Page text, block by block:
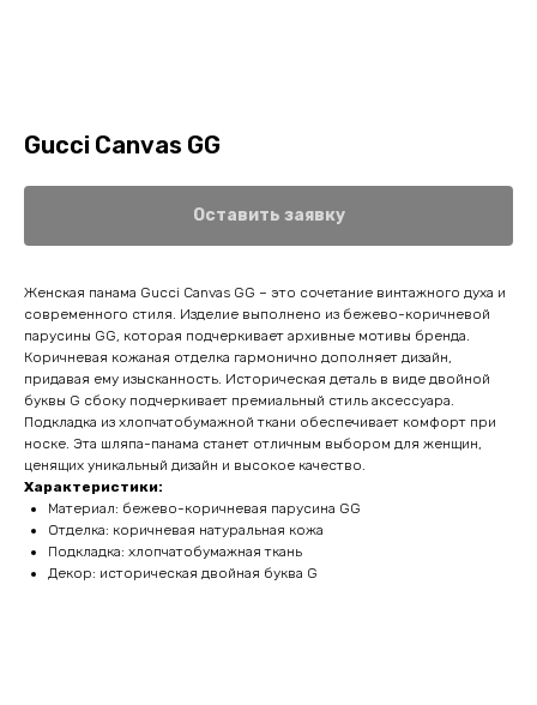
Gucci Canvas GG
Оставить заявку
Женская панама Gucci Canvas GG – это сочетание винтажного духа и
современного стиля. Изделие выполнено из бежево-коричневой
парусины GG, которая подчеркивает архивные мотивы бренда.
Коричневая кожаная отделка гармонично дополняет дизайн,
придавая ему изысканность. Историческая деталь в виде двойной
буквы G сбоку подчеркивает премиальный стиль аксессуара.
Подкладка из хлопчатобумажной ткани обеспечивает комфорт при
носке. Эта шляпа-панама станет отличным выбором для женщин,
ценящих уникальный дизайн и высокое качество.
Характеристики:
Материал: бежево-коричневая парусина GG
Отделка: коричневая натуральная кожа
Подкладка: хлопчатобумажная ткань
Декор: историческая двойная буква G